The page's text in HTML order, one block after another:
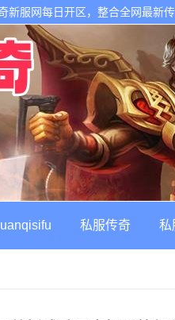
新服网每日开区，整合全网最新
私服传奇 私